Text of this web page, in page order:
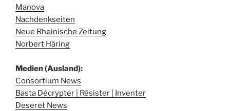
Manova
Nachdenkseiten
Neue Rheinische Zeitung
Norbert Häring
Medien (Ausland):
Consortium News
Basta Décrypter | Résister | Inventer
Deseret News